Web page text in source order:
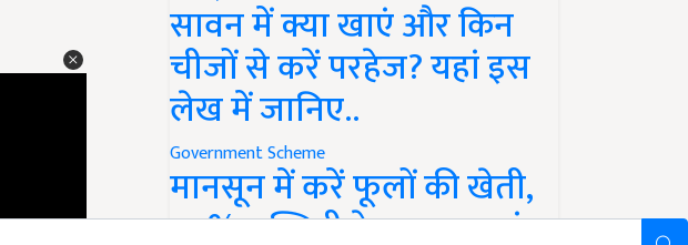
सावन में क्या खाएं और किन
चीजों से करें परहेज? यहां इस
लेख में जानिए..
Government Scheme
मानसून में करें फूलों की खेती,
50% सब्सिडी के साथ कमाएं